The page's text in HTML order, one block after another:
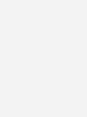
grüner Kraftwerke zu
Martin
Branche zukommen